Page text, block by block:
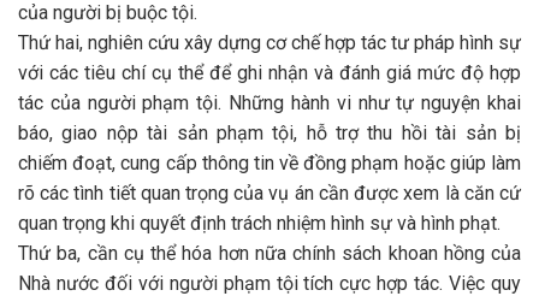
của người bị buộc tội.
Thứ hai, nghiên cứu xây dựng cơ chế hợp tác tư pháp hình sự
với các tiêu chí cụ thể để ghi nhận và đánh giá mức độ hợp
tác của người phạm tội. Những hành vi như tự nguyện khai
báo, giao nộp tài sản phạm tội, hỗ trợ thu hồi tài sản bị
chiếm đoạt, cung cấp thông tin về đồng phạm hoặc giúp làm
rõ các tình tiết quan trọng của vụ án cần được xem là căn cứ
quan trọng khi quyết định trách nhiệm hình sự và hình phạt.
Thứ ba, cần cụ thể hóa hơn nữa chính sách khoan hồng của
Nhà nước đối với người phạm tội tích cực hợp tác. Việc quy